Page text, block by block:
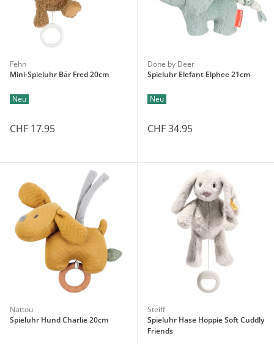
Fehn
Mini-Spieluhr Bär Fred 20cm
Neu
CHF 17.95
Done by Deer
Spieluhr Elefant Elphee 21cm
Neu
CHF 34.95
Nattou
Spieluhr Hund Charlie 20cm
Steiff
Spieluhr Hase Hoppie Soft Cuddly
Friends